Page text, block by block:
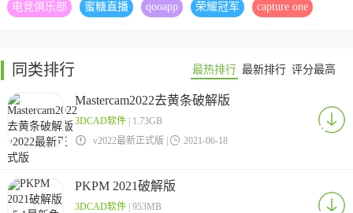
电竞俱乐部 蜜糖直播 qooapp 荣耀冠军 capture one
同类排行 最热排行 最新排行 评分最高
Mastercam2022去黄条破解版
3DCAD软件| 1.73GB
 v2022最新正式版 |  2021-06-18
PKPM 2021破解版
3DCAD软件| 953MB